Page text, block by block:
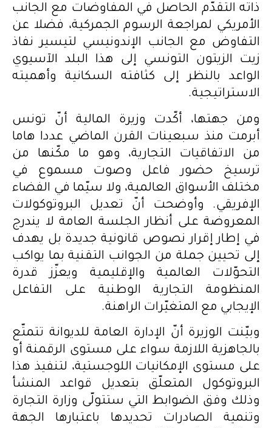
ذاته التقدّم الحاصل في المفاوضات مع الجانب
الأمريكي لمراجعة الرسوم الجمركية، فضلا عن
التفاوض مع الجانب الإندونيسي لتيسير نفاذ
زيت الزيتون التونسي إلى هذا البلد الآسيوي
الواعد بالنظر إلى كثافته السكانية وأهميته
الاستراتيجية.
ومن جهتها، أكّدت وزيرة المالية أنّ تونس
أبرمت منذ سبعينات القرن الماضي عددا هاما
من الاتفاقيات التجارية، وهو ما مكّنها من
ترسيخ حضور فاعل وصوت مسموع في
مختلف الأسواق العالمية، ولا سيّما في الفضاء
الإفريقي. وأوضحت أنّ تعديل البروتوكولات
المعروضة على أنظار الجلسة العامة لا يندرج
في إطار إقرار نصوص قانونية جديدة بل يهدف
إلى تحيين جملة من الجوانب التقنية بما يواكب
التحوّلات العالمية والإقليمية ويعزّز قدرة
المنظومة التجارية الوطنية على التفاعل
الإيجابي مع المتغيّرات الراهنة.
وبيّنت الوزيرة أنّ الإدارة العامة للديوانة تتمتّع
بالجاهزية اللازمة سواء على مستوى الرقمنة أو
على مستوى الإمكانيات اللوجستية، لتنفيذ هذا
البروتوكول المتعلّق بتعديل قواعد المنشأ
وذلك وفق الضوابط التي ستتولّى وزارة التجارة
وتنمية الصادرات تحديدها باعتبارها الجهة